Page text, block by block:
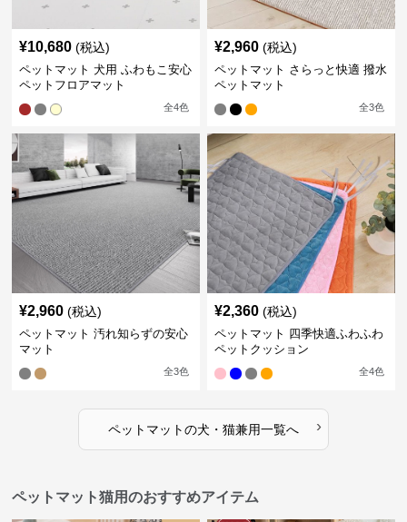
¥10,680 (税込)
ペットマット 犬用 ふわもこ安心
ペットフロアマット
全4色
¥2,960 (税込)
ペットマット さらっと快適 撥水
ペットマット
全3色
¥2,960 (税込)
ペットマット 汚れ知らずの安心
マット
全3色
¥2,360 (税込)
ペットマット 四季快適ふわふわ
ペットクッション
全4色
ペットマットの犬・猫兼用一覧へ ›
ペットマット猫用のおすすめアイテム